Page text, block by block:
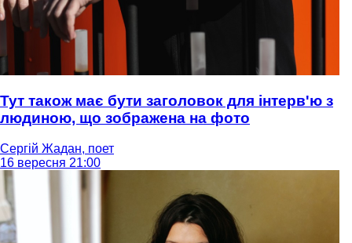
Тут також має бути заголовок для інтерв'ю з
людиною, що зображена на фото
Сергій Жадан, поет
16 вересня 21:00